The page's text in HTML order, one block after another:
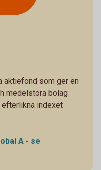
aktiefond som ger en
medelstora bolag
efterlikna indexet
A - se